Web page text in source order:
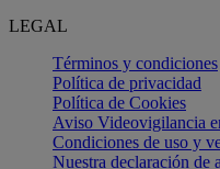
LEGAL
Términos y condiciones
Política de privacidad
Política de Cookies
Aviso Videovigilancia
Condiciones de uso y
Nuestra declaración de